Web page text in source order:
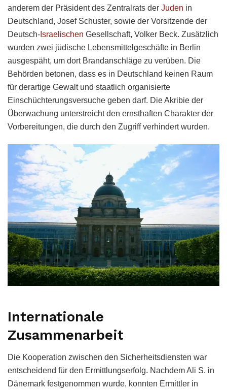
anderem der Präsident des Zentralrats der Juden in
Deutschland, Josef Schuster, sowie der Vorsitzende der
Deutsch- Israelischen Gesellschaft, Volker Beck. Zusätzlich
wurden zwei jüdische Lebensmittelgeschäfte in Berlin
ausgespäht, um dort Brandanschläge zu verüben. Die
Behörden betonen, dass es in Deutschland keinen Raum
für derartige Gewalt und staatlich organisierte
Einschüchterungsversuche geben darf. Die Akribie der
Überwachung unterstreicht den ernsthaften Charakter der
Vorbereitungen, die durch den Zugriff verhindert wurden.
Internationale
Zusammenarbeit
Die Kooperation zwischen den Sicherheitsdiensten war
entscheidend für den Ermittlungserfolg. Nachdem Ali S. in
Dänemark festgenommen wurde, konnten Ermittler in